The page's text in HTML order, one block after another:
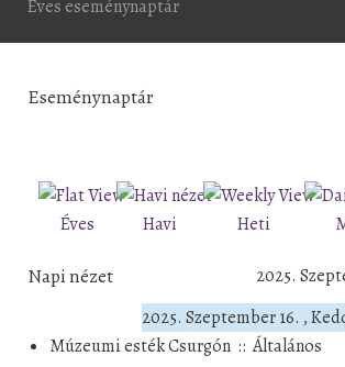
Éves eseménynaptár
Eseménynaptár
Éves Havi Heti
Napi nézet
2025.
2025. Szeptember 16. ,
Múzeumi esték Csurgón ::Általános